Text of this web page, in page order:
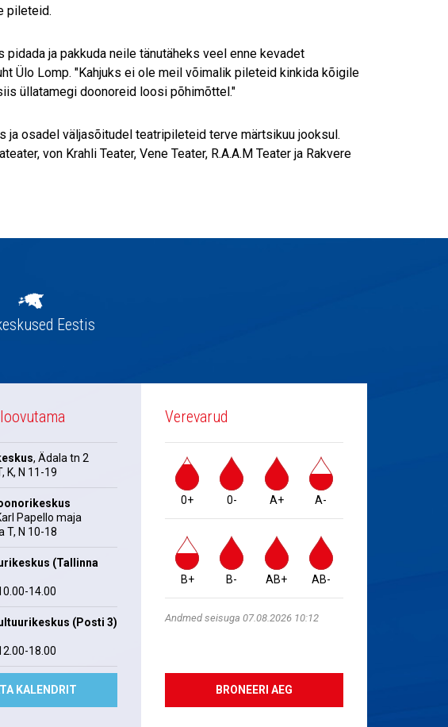
pileteid.
ja pakkuda neile tänutäheks veel enne kevadet
Ülo Lomp. "Kahjuks ei ole meil võimalik pileteid kinkida kõigile
üllatamegi doonoreid loosi põhimõttel."
ja osadel väljasõitudel teatripileteid terve märtsikuu jooksul.
von Krahli Teater, Vene Teater, R.A.A.M Teater ja Rakvere
Eestis
, Ädala tn 2
K, N 11-19
Papello maja
T, N 10-18
(Tallinna
14.00
(Posti 3)
18.00
KALENDRIT
Verevarud
0+ 0- A+ A-
B+ B- AB+ AB-
Andmed seisuga 07.08.2026 10:12
BRONEERI AEG